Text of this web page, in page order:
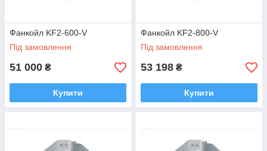
Фанкойл KF2-600-V
Під замовлення
51 000 ₴
Купити
Фанкойл KF2-800-V
Під замовлення
53 198 ₴
Купити